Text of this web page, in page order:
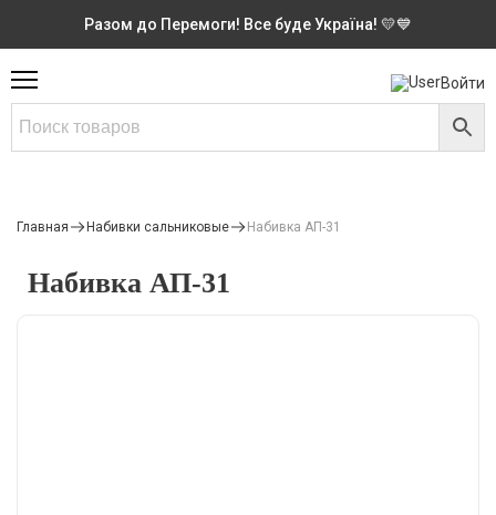
Разом до Перемоги! Все буде Україна! 💛💙
Войти
Главная Набивки сальниковые Набивка АП-31
Набивка АП-31